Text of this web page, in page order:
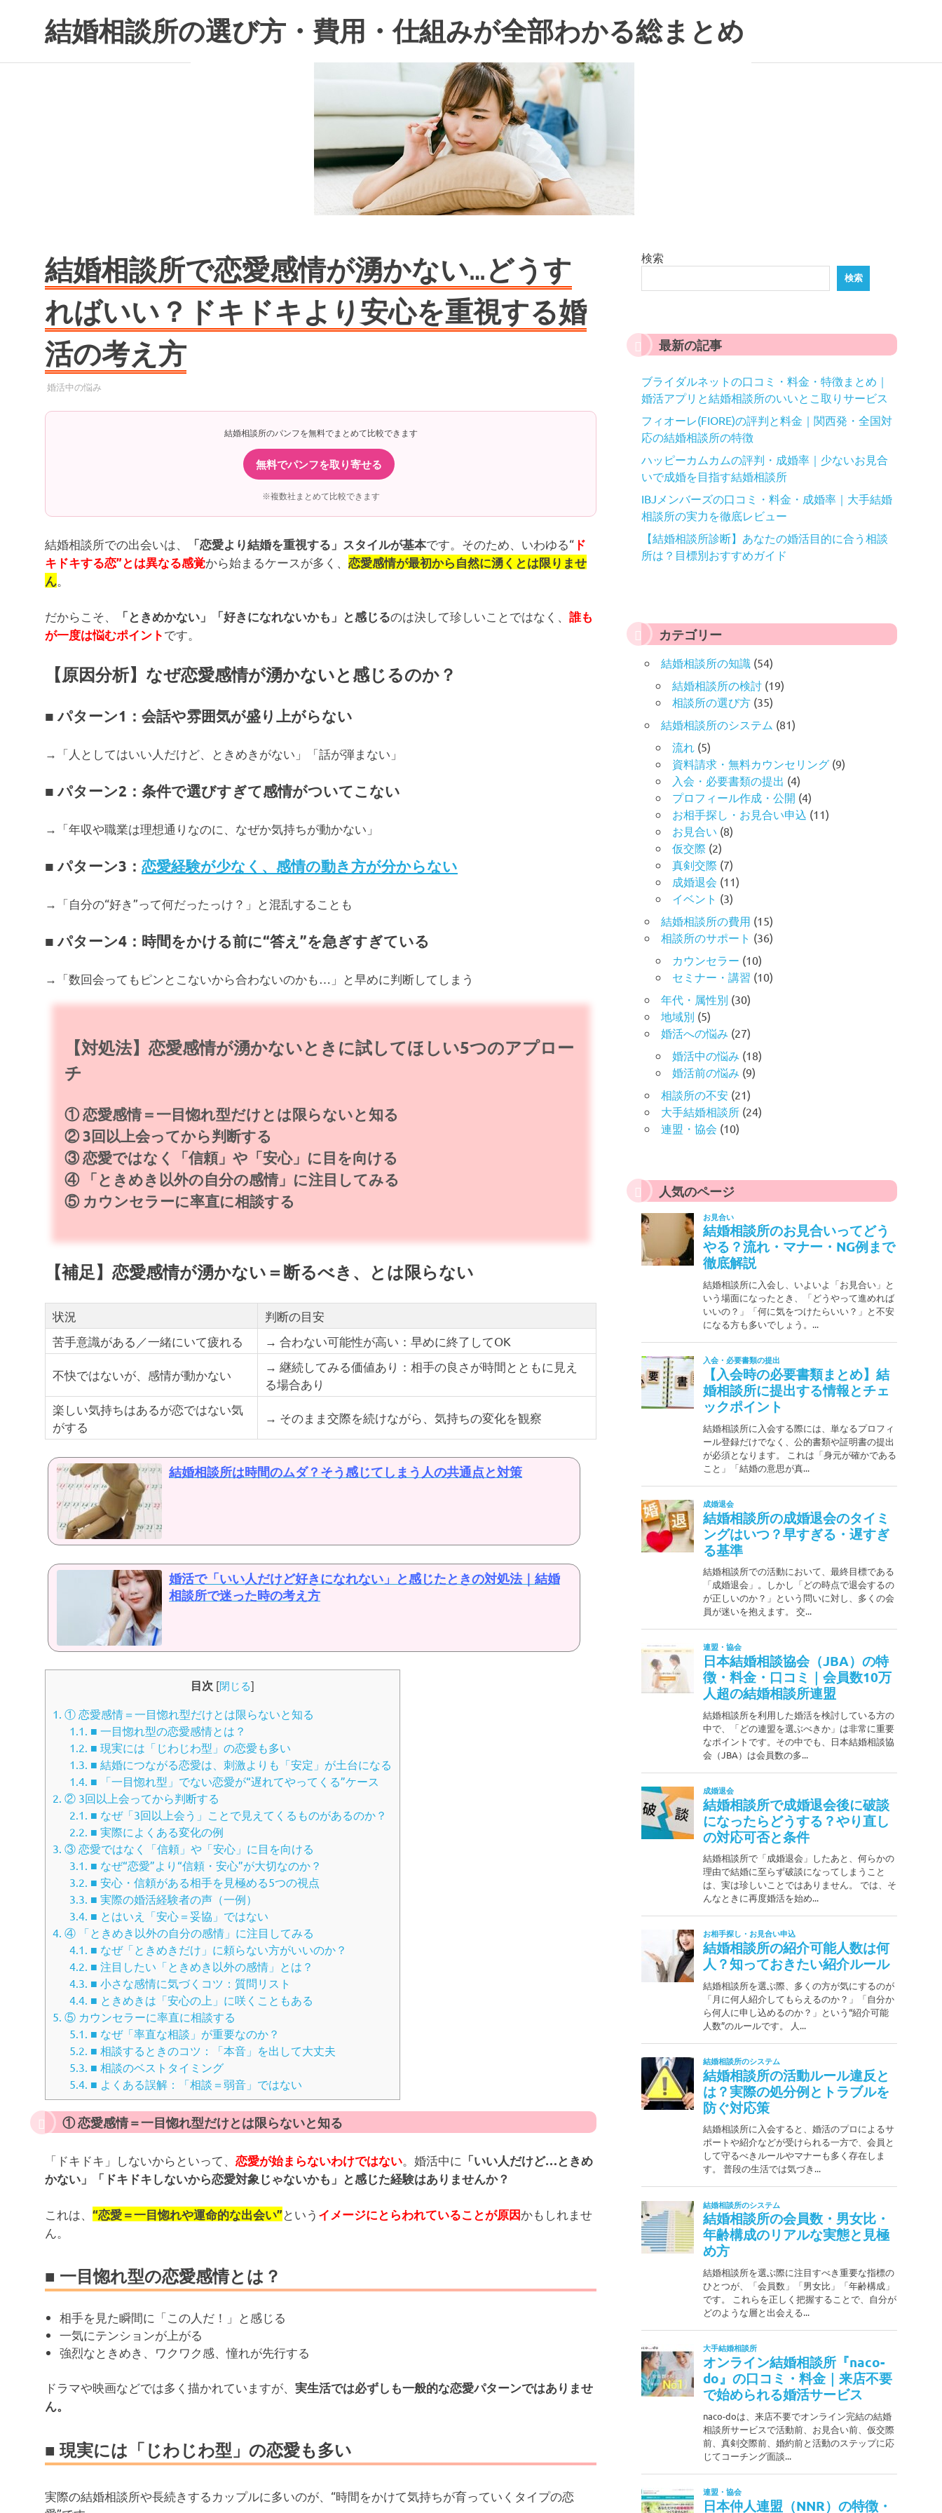
結婚相談所の選び方・費用・仕組みが全部わかる総まとめ
結婚相談所で恋愛感情が湧かない…どうす
ればいい？ドキドキより安心を重視する婚
活の考え方
2025年7月12日
YYYPRO
婚活中の悩み
結婚相談所のパンフを無料でまとめて比較できます
無料でパンフを取り寄せる
※複数社まとめて比較できます
結婚相談所での出会いは、 「恋愛より結婚を重視する」スタイルが基本です。そのため、いわゆる“ ド
キドキする恋”とは異なる感覚から始まるケースが多く、 恋愛感情が最初から自然に湧くとは限りませ
ん
だからこそ、 「ときめかない」「好きになれないかも」と感じるのは決して珍しいことではなく、 誰も
が一度は悩むポイントです。
【原因分析】なぜ恋愛感情が湧かないと感じるのか？
■ パターン1：会話や雰囲気が盛り上がらない
→「人としてはいい人だけど、ときめきがない」「話が弾まない」
■ パターン2：条件で選びすぎて感情がついてこない
→「年収や職業は理想通りなのに、なぜか気持ちが動かない」
■ パターン3： 恋愛経験が少なく、感情の動き方が分からない
→「自分の“好き”って何だったっけ？」と混乱することも
■ パターン4：時間をかける前に“答え”を急ぎすぎている
→「数回会ってもピンとこないから合わないのかも…」と早めに判断してしまう
【対処法】恋愛感情が湧かないときに試してほしい5つのアプロー
チ
① 恋愛感情＝一目惚れ型だけとは限らないと知る
② 3回以上会ってから判断する
③ 恋愛ではなく「信頼」や「安心」に目を向ける
④ 「ときめき以外の自分の感情」に注目してみる
⑤ カウンセラーに率直に相談する
【補足】恋愛感情が湧かない＝断るべき、とは限らない
状況
判断の目安
苦手意識がある／一緒にいて疲れる
→ 合わない可能性が高い：早めに終了してOK
不快ではないが、感情が動かない
→ 継続してみる価値あり：相手の良さが時間とともに見え
る場合あり
楽しい気持ちはあるが恋ではない気
がする
→ そのまま交際を続けながら、気持ちの変化を観察
結婚相談所は時間のムダ？そう感じてしまう人の共通点と対策
婚活で「いい人だけど好きになれない」と感じたときの対処法｜結婚
相談所で迷った時の考え方
目次 [閉じる]
1. ① 恋愛感情＝一目惚れ型だけとは限らないと知る
1.1. ■ 一目惚れ型の恋愛感情とは？
1.2. ■ 現実には「じわじわ型」の恋愛も多い
1.3. ■ 結婚につながる恋愛は、刺激よりも「安定」が土台になる
1.4. ■ 「一目惚れ型」でない恋愛が“遅れてやってくる”ケース
2. ② 3回以上会ってから判断する
2.1. ■ なぜ「3回以上会う」ことで見えてくるものがあるのか？
2.2. ■ 実際によくある変化の例
3. ③ 恋愛ではなく「信頼」や「安心」に目を向ける
3.1. ■ なぜ“恋愛”より“信頼・安心”が大切なのか？
3.2. ■ 安心・信頼がある相手を見極める5つの視点
3.3. ■ 実際の婚活経験者の声（一例）
3.4. ■ とはいえ「安心＝妥協」ではない
4. ④ 「ときめき以外の自分の感情」に注目してみる
4.1. ■ なぜ「ときめきだけ」に頼らない方がいいのか？
4.2. ■ 注目したい「ときめき以外の感情」とは？
4.3. ■ 小さな感情に気づくコツ：質問リスト
4.4. ■ ときめきは「安心の上」に咲くこともある
5. ⑤ カウンセラーに率直に相談する
5.1. ■ なぜ「率直な相談」が重要なのか？
5.2. ■ 相談するときのコツ：「本音」を出して大丈夫
5.3. ■ 相談のベストタイミング
5.4. ■ よくある誤解：「相談＝弱音」ではない
① 恋愛感情＝一目惚れ型だけとは限らないと知る
「ドキドキ」しないからといって、 恋愛が始まらないわけではない 。婚活中に 「いい人だけど…ときめ
かない」「ドキドキしないから恋愛対象じゃないかも」と感じた経験はありませんか？
これは、 “恋愛＝一目惚れや運命的な出会い”という イメージにとらわれていることが原因かもしれませ
ん。
■ 一目惚れ型の恋愛感情とは？
相手を見た瞬間に「この人だ！」と感じる
一気にテンションが上がる
強烈なときめき、ワクワク感、憧れが先行する
ドラマや映画などでは多く描かれていますが、 実生活では必ずしも一般的な恋愛パターンではありませ
ん。
■ 現実には「じわじわ型」の恋愛も多い
実際の結婚相談所や長続きするカップルに多いのが、“時間をかけて気持ちが育っていくタイプの恋
検索
検索
最新の記事
ブライダルネットの口コミ・料金・特徴まとめ｜
婚活アプリと結婚相談所のいいとこ取りサービス
フィオーレ(FIORE)の評判と料金｜関西発・全国対
応の結婚相談所の特徴
ハッピーカムカムの評判・成婚率｜少ないお見合
いで成婚を目指す結婚相談所
IBJメンバーズの口コミ・料金・成婚率｜大手結婚
相談所の実力を徹底レビュー
【結婚相談所診断】あなたの婚活目的に合う相談
所は？目標別おすすめガイド
カテゴリー
結婚相談所の知識 (54)
結婚相談所の検討 (19)
相談所の選び方 (35)
結婚相談所のシステム (81)
流れ (5)
資料請求・無料カウンセリング (9)
入会・必要書類の提出 (4)
プロフィール作成・公開 (4)
お相手探し・お見合い申込 (11)
お見合い (8)
仮交際 (2)
真剣交際 (7)
成婚退会 (11)
イベント (3)
結婚相談所の費用 (15)
相談所のサポート (36)
カウンセラー (10)
セミナー・講習 (10)
年代・属性別 (30)
地域別 (5)
婚活への悩み (27)
婚活中の悩み (18)
婚活前の悩み (9)
相談所の不安 (21)
大手結婚相談所 (24)
連盟・協会 (10)
人気のページ